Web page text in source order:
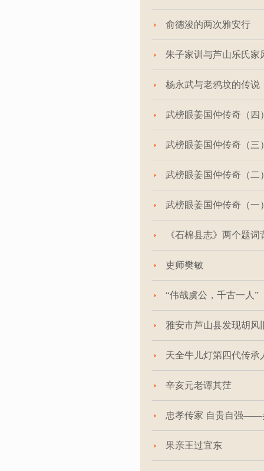
俞德浚的两次雅安行
朱子家训与芦山乐氏家
杨永武与老鸦坟的传说
武榜眼姜国仲传奇（四
武榜眼姜国仲传奇（三
武榜眼姜国仲传奇（二
武榜眼姜国仲传奇（一
《石棉县志》两个题
吏师樊敏
“伟哉虞公，千古一人”
雅安市芦山县发现胡风
天全牛儿灯第四代传
辛亥元老谭其茳
忠孝传家 自贵自强——
果亲王过宜东